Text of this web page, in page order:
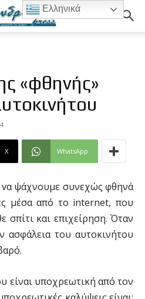
«φθηνής»
X WhatsApp
vα ψάχνουμε συνεχώς φθηνά
μέσα από το internet, που
σπίτι και επιχείρηση. Όταν
ασφάλεια του αυτοκινήτου
είναι υποχρεωτική από τον
Ελληνικά